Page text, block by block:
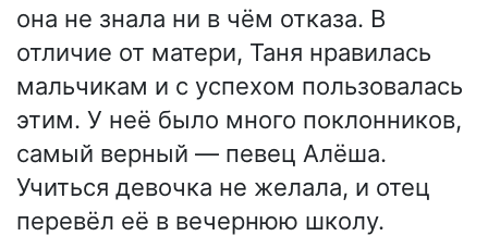
она не знала ни в чём отказа. В
отличие от матери, Таня нравилась
мальчикам и с успехом пользовалась
этим. У неё было много поклонников,
самый верный — певец Алёша.
Учиться девочка не желала, и отец
перевёл её в вечернюю школу.